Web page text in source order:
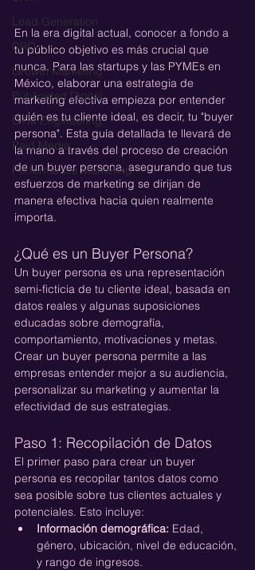
Lead Generation
CRO
Growth Marketing
Publicidad Digital
GTM Engineering
Paid Media
Performance Marketing
En la era digital actual, conocer a fondo a
tu público objetivo es más crucial que
nunca. Para las startups y las PYMEs en
México, elaborar una estrategia de
marketing efectiva empieza por entender
quién es tu cliente ideal, es decir, tu "buyer
persona". Esta guía detallada te llevará de
la mano a través del proceso de creación
de un buyer persona, asegurando que tus
esfuerzos de marketing se dirijan de
manera efectiva hacia quien realmente
importa.
¿Qué es un Buyer Persona?
Un buyer persona es una representación
semi-ficticia de tu cliente ideal, basada en
datos reales y algunas suposiciones
educadas sobre demografía,
comportamiento, motivaciones y metas.
Crear un buyer persona permite a las
empresas entender mejor a su audiencia,
personalizar su marketing y aumentar la
efectividad de sus estrategias.
Paso 1: Recopilación de Datos
El primer paso para crear un buyer
persona es recopilar tantos datos como
sea posible sobre tus clientes actuales y
potenciales. Esto incluye:
Información demográfica: Edad,
género, ubicación, nivel de educación,
y rango de ingresos.